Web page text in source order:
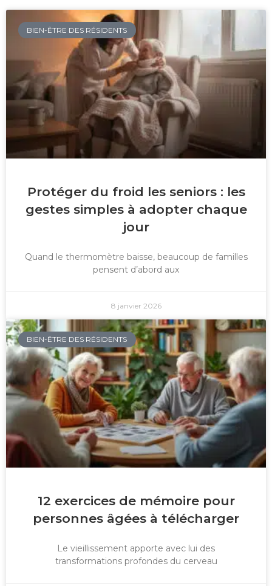
BIEN-ÊTRE DES RÉSIDENTS
Protéger du froid les seniors : les
gestes simples à adopter chaque
jour
Quand le thermomètre baisse, beaucoup de familles
pensent d’abord aux
8 janvier 2026
BIEN-ÊTRE DES RÉSIDENTS
12 exercices de mémoire pour
personnes âgées à télécharger
Le vieillissement apporte avec lui des
transformations profondes du cerveau